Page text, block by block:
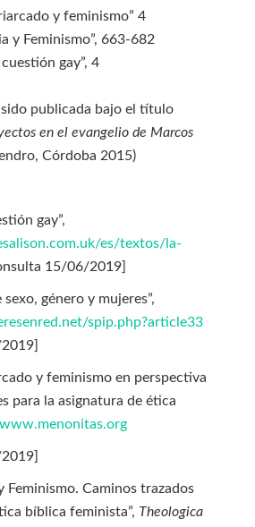
y feminismo” 4
y Feminismo”, 663-682
gay”, 4
sido publicada bajo el título
en el evangelio de Marcos
Córdoba 2015)
gay”,
es/textos/la-
15/06/2019]
sexo, género y mujeres”,
spip.php?article33
y feminismo en perspectiva
para la asignatura de ética
Feminismo. Caminos trazados
bíblica feminista”, Theologica